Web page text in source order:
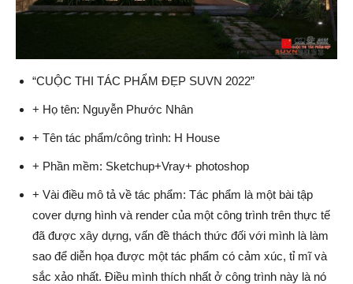
“CUỘC THI TÁC PHẨM ĐẸP SUVN 2022”
+ Họ tên: Nguyễn Phước Nhân
+ Tên tác phẩm/công trình: H House
+ Phần mềm: Sketchup+Vray+ photoshop
+ Vài điều mô tả về tác phẩm: Tác phẩm là một bài tập
cover dựng hình và render của một công trình trên thực tế
đã được xây dựng, vấn đề thách thức đối với mình là làm
sao để diễn họa được một tác phẩm có cảm xúc, tỉ mĩ và
sắc xảo nhất. Điều mình thích nhất ở công trình này là nó